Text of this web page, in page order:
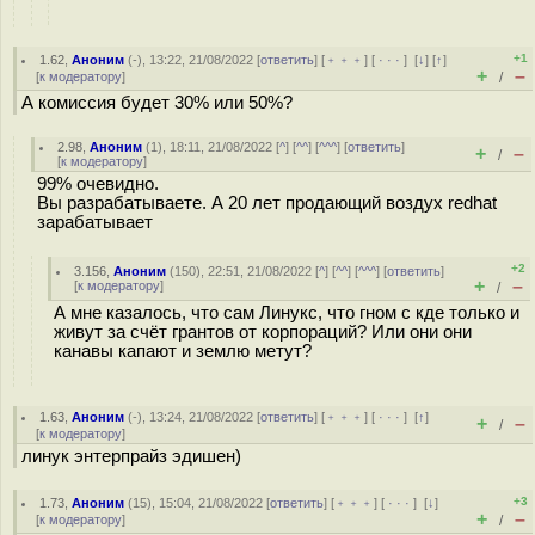
1.62 ,Аноним (-), 13:22, 21/08/2022 [ответить] [ ﹢﹢﹢] [ · · ·][↓] [↑]
[к модератору]
+1
+ / –
А комиссия будет 30% или 50%?
2.98 ,Аноним (1), 18:11, 21/08/2022 [^] [^^] [^^^] [ответить]
[к модератору] + / –
99% очевидно.
Вы разрабатываете. А 20 лет продающий воздух redhat
зарабатывает
3.156 ,Аноним (150), 22:51, 21/08/2022 [^] [^^] [^^^] [ответить]
[к модератору]
+2
+ / –
А мне казалось, что сам Линукс, что гном с кде только и
живут за счёт грантов от корпораций? Или они они
канавы капают и землю метут?
1.63 ,Аноним (-), 13:24, 21/08/2022 [ответить] [ ﹢﹢﹢] [ · · ·][↑]
[к модератору] + / –
линук энтерпрайз эдишен)
1.73 ,Аноним (15), 15:04, 21/08/2022 [ответить] [ ﹢﹢﹢] [ · · ·][↓]
[к модератору]
+3
+ / –